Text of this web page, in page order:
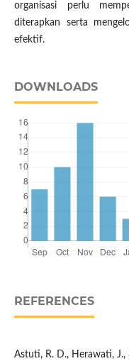
organisasi perlu
diterapkan serta
efektif.
DOWNLOADS
REFERENCES
Astuti, R. D., Herawati, J.,